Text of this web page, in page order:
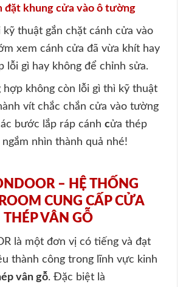
đặt khung cửa vào ô tường
thuật gắn chặt cánh cửa vào
xem cánh cửa đã vừa khít hay
lỗi gì hay không để chỉnh sửa.
hợp không còn lỗi gì thì kỹ thuật
vít chắc chắn cửa vào tường
bước lắp ráp cánh cửa thép
ngắm nhìn thành quả nhé!
– HỆ THỐNG
CUNG CẤP CỬA
THÉP VÂN GỖ
là một đơn vị có tiếng và đạt
thành công trong lĩnh vực kinh
vân gỗ. Đặc biệt là